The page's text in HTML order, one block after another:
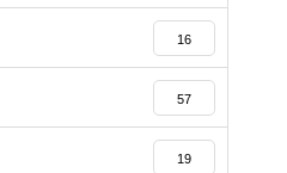
16
57
19